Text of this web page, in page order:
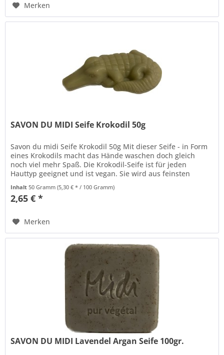
Merken
SAVON DU MIDI Seife Krokodil 50g
Savon du midi Seife Krokodil 50g Mit dieser Seife - in Form
eines Krokodils macht das Hände waschen doch gleich
noch viel mehr Spaß. Die Krokodil-Seife ist für jeden
Hauttyp geeignet und ist vegan. Sie wird aus feinsten
Inhalt 50 Gramm(5,30 € * / 100 Gramm)
2,65 € *
Merken
SAVON DU MIDI Lavendel Argan Seife 100gr.